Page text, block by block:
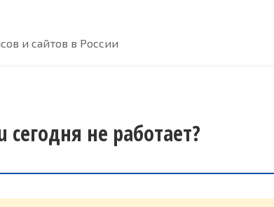
и сайтов в России
сегодня не работает?